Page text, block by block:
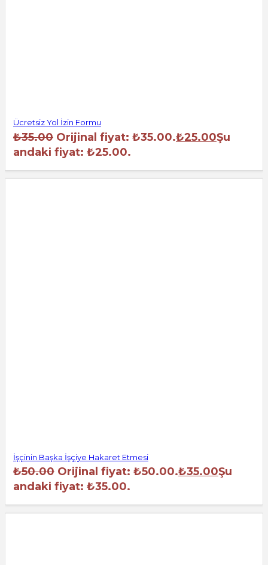
Ücretsiz Yol İzin Formu
₺35.00 Orijinal fiyat: ₺35.00.₺25.00Şu
andaki fiyat: ₺25.00.
İşçinin Başka İşçiye Hakaret Etmesi
₺50.00 Orijinal fiyat: ₺50.00.₺35.00Şu
andaki fiyat: ₺35.00.